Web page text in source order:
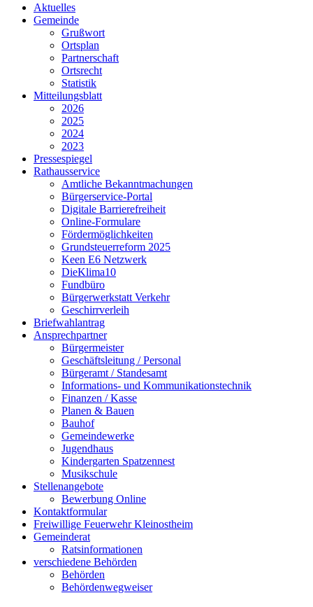
Aktuelles
Gemeinde
Grußwort
Ortsplan
Partnerschaft
Ortsrecht
Statistik
Mitteilungsblatt
2026
2025
2024
2023
Pressespiegel
Rathausservice
Amtliche Bekanntmachungen
Bürgerservice-Portal
Digitale Barrierefreiheit
Online-Formulare
Fördermöglichkeiten
Grundsteuerreform 2025
Keen E6 Netzwerk
DieKlima10
Fundbüro
Bürgerwerkstatt Verkehr
Geschirrverleih
Briefwahlantrag
Ansprechpartner
Bürgermeister
Geschäftsleitung / Personal
Bürgeramt / Standesamt
Informations- und Kommunikationstechnik
Finanzen / Kasse
Planen & Bauen
Bauhof
Gemeindewerke
Jugendhaus
Kindergarten Spatzennest
Musikschule
Stellenangebote
Bewerbung Online
Kontaktformular
Freiwillige Feuerwehr Kleinostheim
Gemeinderat
Ratsinformationen
verschiedene Behörden
Behörden
Behördenwegweiser